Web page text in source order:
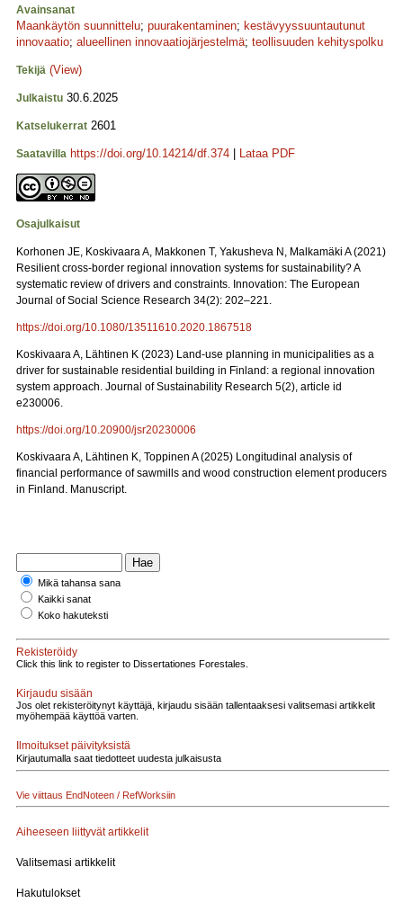
Avainsanat
Maankäytön suunnittelu; puurakentaminen; kestävyyssuuntautunut
innovaatio; alueellinen innovaatiojärjestelmä; teollisuuden kehityspolku
Tekijä (View)
Julkaistu 30.6.2025
Katselukerrat 2601
Saatavilla https://doi.org/10.14214/df.374 Lataa PDF
Osajulkaisut
Korhonen JE, Koskivaara A, Makkonen T, Yakusheva N, Malkamäki A (2021)
Resilient cross-border regional innovation systems for sustainability? A
systematic review of drivers and constraints. Innovation: The European
Journal of Social Science Research 34(2): 202–221.
https://doi.org/10.1080/13511610.2020.1867518
Koskivaara A, Lähtinen K (2023) Land-use planning in municipalities as a
driver for sustainable residential building in Finland: a regional innovation
system approach. Journal of Sustainability Research 5(2), article id
e230006.
https://doi.org/10.20900/jsr20230006
Koskivaara A, Lähtinen K, Toppinen A (2025) Longitudinal analysis of
financial performance of sawmills and wood construction element producers
in Finland. Manuscript.
Mikä tahansa sana
Kaikki sanat
Koko hakuteksti
Rekisteröidy
Click this link to register to Dissertationes Forestales.
Kirjaudu sisään
Jos olet rekisteröitynyt käyttäjä, kirjaudu sisään tallentaaksesi valitsemasi artikkelit
myöhempää käyttöä varten.
Ilmoitukset päivityksistä
Kirjautumalla saat tiedotteet uudesta julkaisusta
Vie viittaus EndNoteen / RefWorksiin
Aiheeseen liittyvät artikkelit
Valitsemasi artikkelit
Hakutulokset